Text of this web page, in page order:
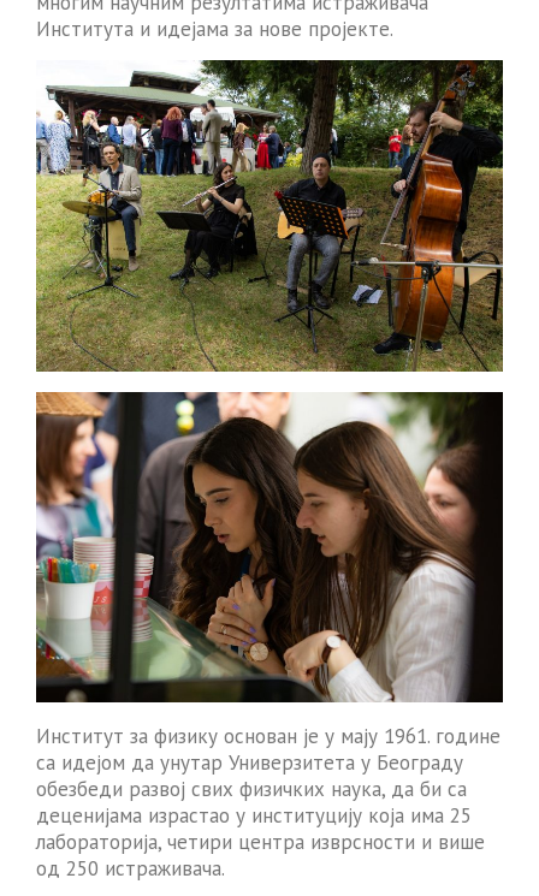
Института и идејама за нове пројекте.
Институт за физику основан је у мају 1961. године
са идејом да унутар Универзитета у Београду
обезбеди развој свих физичких наука, да би са
деценијама израстао у институцију која има 25
лабораторија, четири центра изврсности и више
од 250 истраживача.